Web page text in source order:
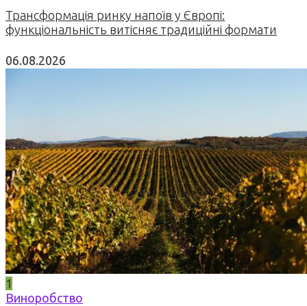
Трансформація ринку напоїв у Європі:
функціональність витісняє традиційні формати
06.08.2026
1
Виноробство